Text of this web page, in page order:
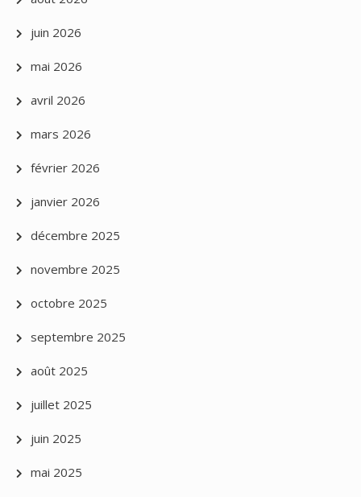
juin 2026
mai 2026
avril 2026
mars 2026
février 2026
janvier 2026
décembre 2025
novembre 2025
octobre 2025
septembre 2025
août 2025
juillet 2025
juin 2025
mai 2025